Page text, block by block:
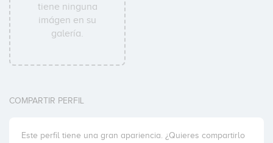
tiene ninguna
imágen en su
galería.
COMPARTIR PERFIL
Este perfil tiene una gran apariencia. ¿Quieres compartirlo